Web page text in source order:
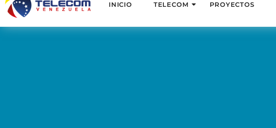
INICIO TELECOM PROYECTOS